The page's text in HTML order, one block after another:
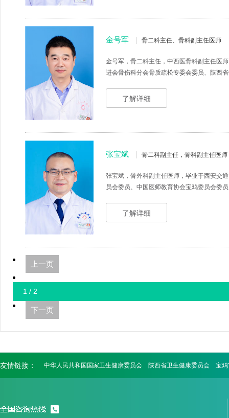
金号军 骨二科主任、骨科副主任医师
金号军，骨二科主任，中西医骨科副主任医
进会骨伤科分会骨质疏松专委会委员、陕西
了解详细
张宝斌 骨二科副主任，骨科副主任医师
张宝斌，骨外科副主任医师，毕业于西安交
员会委员、中国医师教育协会宝鸡委员会委
了解详细
上一页
1 / 2
下一页
友情链接： 中华人民共和国国家卫生健康委员会 陕西省卫生健康委员会 宝